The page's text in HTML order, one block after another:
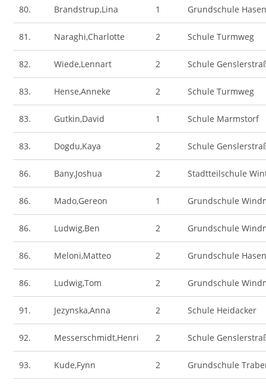
80. Brandstrup,Lina 1 Grundschule
81. Naraghi,Charlotte 2 Schule Turmweg
82. Wiede,Lennart 2 Schule
83. Hense,Anneke 2 Schule Turmweg
83. Gutkin,David 1 Schule Marmstorf
83. Dogdu,Kaya 2 Schule
86. Bany,Joshua 2 Stadtteilschule
86. Mado,Gereon 1 Grundschule
86. Ludwig,Ben 2 Grundschule
86. Meloni,Matteo 2 Grundschule
86. Ludwig,Tom 2 Grundschule
91. Jezynska,Anna 2 Schule Heidacker
92. Messerschmidt,Henri 2 Schule
93. Kude,Fynn 2 Grundschule